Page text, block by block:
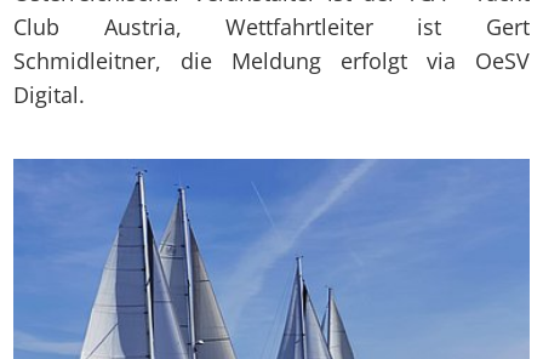
Club Austria, Wettfahrtleiter ist Gert
Schmidleitner, die Meldung erfolgt via OeSV
Digital.